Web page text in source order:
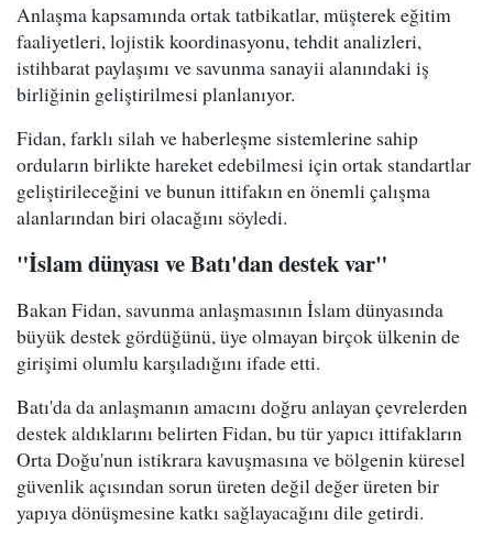
Anlaşma kapsamında ortak tatbikatlar, müşterek eğitim
faaliyetleri, lojistik koordinasyonu, tehdit analizleri,
istihbarat paylaşımı ve savunma sanayii alanındaki iş
birliğinin geliştirilmesi planlanıyor.
Fidan, farklı silah ve haberleşme sistemlerine sahip
orduların birlikte hareket edebilmesi için ortak standartlar
geliştirileceğini ve bunun ittifakın en önemli çalışma
alanlarından biri olacağını söyledi.
"İslam dünyası ve Batı'dan destek var"
Bakan Fidan, savunma anlaşmasının İslam dünyasında
büyük destek gördüğünü, üye olmayan birçok ülkenin de
girişimi olumlu karşıladığını ifade etti.
Batı'da da anlaşmanın amacını doğru anlayan çevrelerden
destek aldıklarını belirten Fidan, bu tür yapıcı ittifakların
Orta Doğu'nun istikrara kavuşmasına ve bölgenin küresel
güvenlik açısından sorun üreten değil değer üreten bir
yapıya dönüşmesine katkı sağlayacağını dile getirdi.